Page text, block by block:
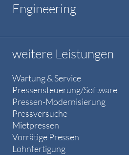
Engineering
weitere Leistungen
Wartung & Service
Pressensteuerung/Software
Pressen-Modernisierung
Pressversuche
Mietpressen
Vorrätige Pressen
Lohnfertigung